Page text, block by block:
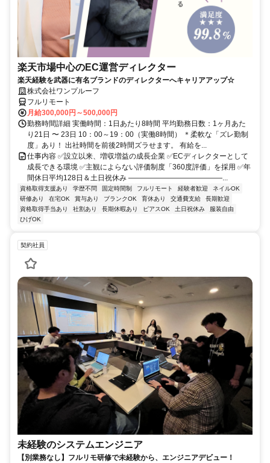
楽天市場中心のEC運営ディレクター
楽天経験を武器に有名ブランドのディレクターへキャリアアップ☆
株式会社ワンプルーフ
フルリモート
月給300,000円～500,000円
勤務時間詳細 実働時間：1日あたり8時間 平均勤務日数：1ヶ月あた
り21日 〜 23日 10：00～19：00（実働8時間） ＊柔軟な「ズレ勤制
度」あり！ 出社時間を前後2時間ズラせます。 有給を...
仕事内容 ✅設立以来、増収増益の成長企業 ✅ECディレクターとして
成長できる環境 ✅主観によらない評価制度「360度評価」を採用 ✅年
間休日平均128日＆土日祝休み ―――――――――――――...
資格取得支援あり 学歴不問 固定時間制 フルリモート 経験者歓迎
ネイルOK
研修あり
在宅OK 賞与あり ブランクOK 育休あり 交通費支給
長期歓迎
資格取得手当あり
社割あり 長期休暇あり ピアスOK 土日祝休み
服装自由
ひげOK
契約社員
未経験のシステムエンジニア
【別業務なし】フルリモ研修で未経験から、エンジニアデビュー！